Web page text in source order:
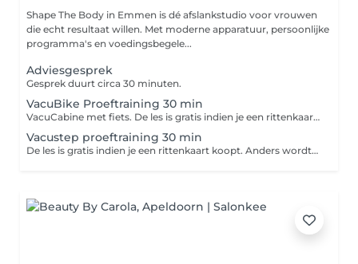
Shape The Body in Emmen is dé afslankstudio voor vrouwen
die echt resultaat willen. Met moderne apparatuur, persoonlijke
programma's en voedingsbegele...
Adviesgesprek
Gesprek duurt circa 30 minuten.
VacuBike Proeftraining 30 min
VacuCabine met fiets. De les is gratis indien je een rittenkaart koopt. Anders wordt €15 in rekening gebracht voor de tijd die we in je hebben geïnvesteerd.
Vacustep proeftraining 30 min
De les is gratis indien je een rittenkaart koopt. Anders wordt €15 in rekening gebracht voor de tijd die we in je hebben geïnvesteerd.